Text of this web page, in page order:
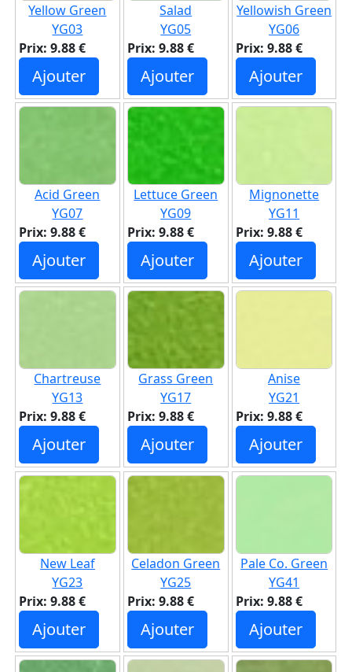
Yellow Green
YG03
Prix: 9.88 €
Ajouter
Salad
YG05
Prix: 9.88 €
Ajouter
Yellowish Green
YG06
Prix: 9.88 €
Ajouter
Acid Green
YG07
Prix: 9.88 €
Ajouter
Lettuce Green
YG09
Prix: 9.88 €
Ajouter
Mignonette
YG11
Prix: 9.88 €
Ajouter
Chartreuse
YG13
Prix: 9.88 €
Ajouter
Grass Green
YG17
Prix: 9.88 €
Ajouter
Anise
YG21
Prix: 9.88 €
Ajouter
New Leaf
YG23
Prix: 9.88 €
Ajouter
Celadon Green
YG25
Prix: 9.88 €
Ajouter
Pale Co. Green
YG41
Prix: 9.88 €
Ajouter